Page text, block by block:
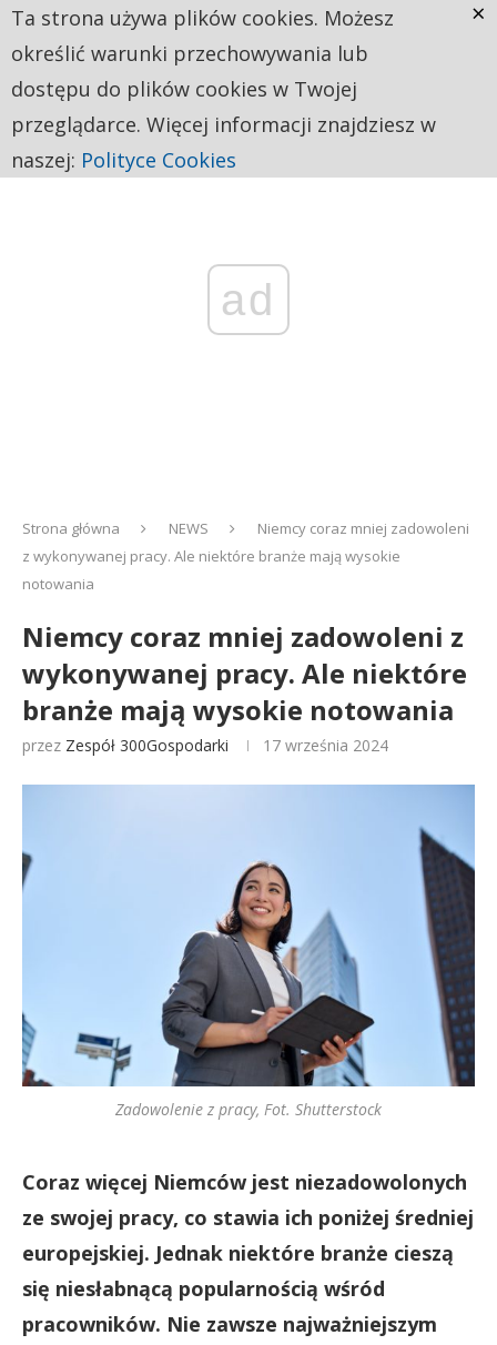
ad
Strona główna NEWS
Niemcy coraz mniej zadowoleni
z wykonywanej pracy. Ale niektóre branże mają wysokie
notowania
Niemcy coraz mniej zadowoleni z
wykonywanej pracy. Ale niektóre
branże mają wysokie notowania
przez Zespół 300Gospodarki 17 września 2024
Zadowolenie z pracy, Fot. Shutterstock
Coraz więcej Niemców jest niezadowolonych
ze swojej pracy, co stawia ich poniżej średniej
europejskiej. Jednak niektóre branże cieszą
się niesłabnącą popularnością wśród
pracowników. Nie zawsze najważniejszym
Ta strona używa plików cookies. Możesz
określić warunki przechowywania lub
dostępu do plików cookies w Twojej
przeglądarce. Więcej informacji znajdziesz w
naszej: Polityce Cookies
×